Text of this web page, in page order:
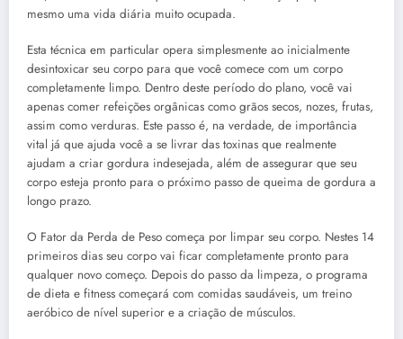
mesmo uma vida diária muito ocupada.
Esta técnica em particular opera simplesmente ao inicialmente
desintoxicar seu corpo para que você comece com um corpo
completamente limpo. Dentro deste período do plano, você vai
apenas comer refeições orgânicas como grãos secos, nozes, frutas,
assim como verduras. Este passo é, na verdade, de importância
vital já que ajuda você a se livrar das toxinas que realmente
ajudam a criar gordura indesejada, além de assegurar que seu
corpo esteja pronto para o próximo passo de queima de gordura a
longo prazo.
O Fator da Perda de Peso começa por limpar seu corpo. Nestes 14
primeiros dias seu corpo vai ficar completamente pronto para
qualquer novo começo. Depois do passo da limpeza, o programa
de dieta e fitness começará com comidas saudáveis, um treino
aeróbico de nível superior e a criação de músculos.